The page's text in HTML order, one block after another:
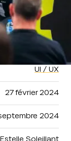
UI / UX
27 février 2024
2024
Estelle Soleillant